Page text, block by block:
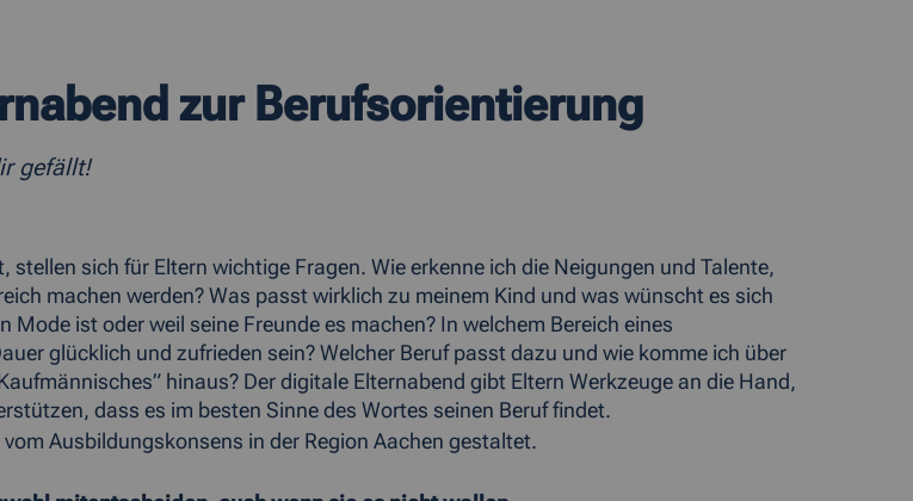
zur Berufsorientierung
gefällt!
stellen sich für Eltern wichtige Fragen. Wie erkenne ich die Neigungen und Talente,
machen werden? Was passt wirklich zu meinem Kind und was wünscht es sich
Mode ist oder weil seine Freunde es machen? In welchem Bereich eines
glücklich und zufrieden sein? Welcher Beruf passt dazu und wie komme ich über
hinaus? Der digitale Elternabend gibt Eltern Werkzeuge an die Hand,
dass es im besten Sinne des Wortes seinen Beruf findet.
Ausbildungskonsens in der Region Aachen gestaltet.